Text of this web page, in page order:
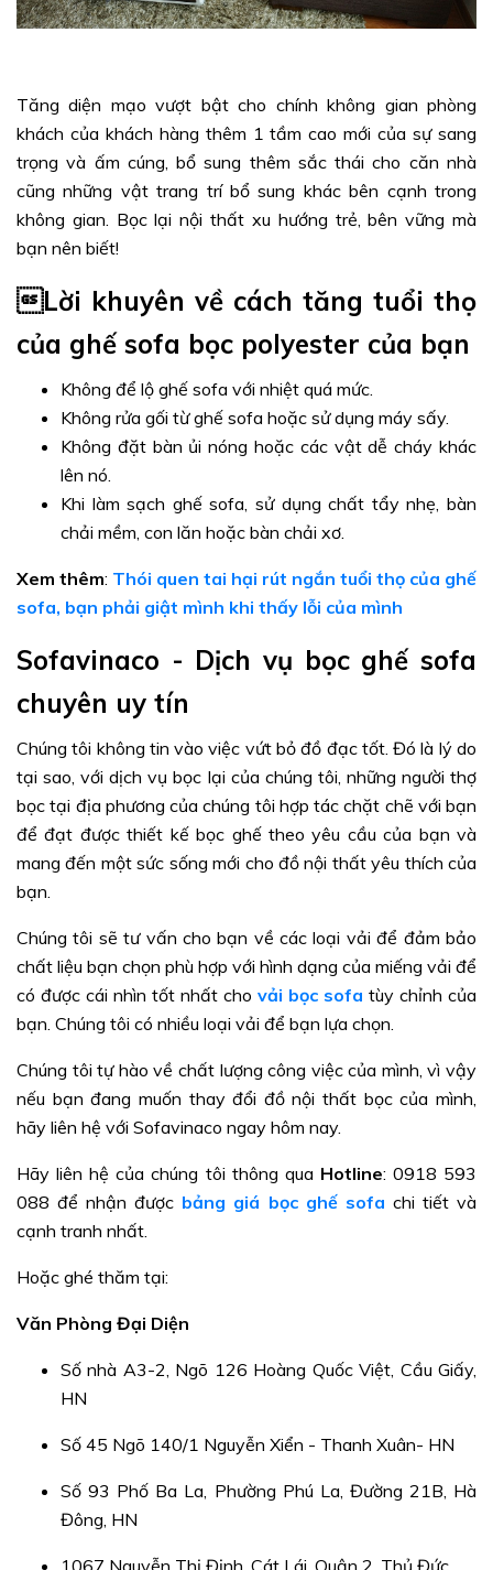
Tăng diện mạo vượt bật cho chính không gian phòng
khách của khách hàng thêm 1 tầm cao mới của sự sang
trọng và ấm cúng, bổ sung thêm sắc thái cho căn nhà
cũng những vật trang trí bổ sung khác bên cạnh trong
không gian. Bọc lại nội thất xu hướng trẻ, bên vững mà
bạn nên biết!
Lời khuyên về cách tăng tuổi thọ
của ghế sofa bọc polyester của bạn
Không để lộ ghế sofa với nhiệt quá mức.
Không rửa gối từ ghế sofa hoặc sử dụng máy sấy.
Không đặt bàn ủi nóng hoặc các vật dễ cháy khác
lên nó.
Khi làm sạch ghế sofa, sử dụng chất tẩy nhẹ, bàn
chải mềm, con lăn hoặc bàn chải xơ.
Xem thêm: Thói quen tai hại rút ngắn tuổi thọ của ghế
sofa, bạn phải giật mình khi thấy lỗi của mình
Sofavinaco - Dịch vụ bọc ghế sofa
chuyên uy tín
Chúng tôi không tin vào việc vứt bỏ đồ đạc tốt. Đó là lý do
tại sao, với dịch vụ bọc lại của chúng tôi, những người thợ
bọc tại địa phương của chúng tôi hợp tác chặt chẽ với bạn
để đạt được thiết kế bọc ghế theo yêu cầu của bạn và
mang đến một sức sống mới cho đồ nội thất yêu thích của
bạn.
Chúng tôi sẽ tư vấn cho bạn về các loại vải để đảm bảo
chất liệu bạn chọn phù hợp với hình dạng của miếng vải để
có được cái nhìn tốt nhất cho vải bọc sofa tùy chỉnh của
bạn. Chúng tôi có nhiều loại vải để bạn lựa chọn.
Chúng tôi tự hào về chất lượng công việc của mình, vì vậy
nếu bạn đang muốn thay đổi đồ nội thất bọc của mình,
hãy liên hệ với Sofavinaco ngay hôm nay.
Hãy liên hệ của chúng tôi thông qua Hotline: 0918 593
088 để nhận được bảng giá bọc ghế sofa chi tiết và
cạnh tranh nhất.
Hoặc ghé thăm tại:
Văn Phòng Đại Diện
Số nhà A3-2, Ngõ 126 Hoàng Quốc Việt, Cầu Giấy,
HN
Số 45 Ngõ 140/1 Nguyễn Xiển - Thanh Xuân- HN
Số 93 Phố Ba La, Phường Phú La, Đường 21B, Hà
Đông, HN